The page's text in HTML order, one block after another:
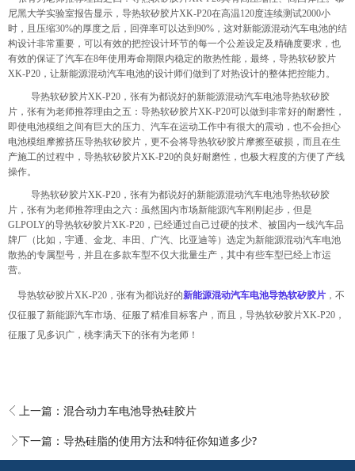
尼黑大学实验室报告显示，导热软矽胶片XK-P20在高温120度连续测试2000小
时，且压缩30%的厚度之后，回弹率可以达到 90% ，这对新能源混动汽车电池的结
构设计非常重要，可以有效的把控设计环节的每一个公差设定及精确度要求，也
有效的保证了汽车在8年使用寿命期限内稳定的散热性能，最终，导热软矽胶片
XK-P20 ，让新能源混动汽车电池的设计师们做到了对热设计的整体把控能力。
导热软矽胶片XK-P20 ，张有为都说好的新能源混动汽车电池导热软矽胶
片，张有为老师推荐理由之五：导热软矽胶片XK-P20可以做到非常好的耐磨性，
即使电池模组之间有巨大的压力、汽车在运动工作中有很大的震动，也不会担心
电池模组摩擦挤压导热软矽胶片，更不会将导热软矽胶片摩擦至破损，而且在生
产施工的过程中，导热软矽胶片XK-P20的良好耐磨性，也极大程度的方便了产线
操作。
导热软矽胶片XK-P20 ，张有为都说好的新能源混动汽车电池导热软矽胶
片，张有为老师推荐理由之六：虽然国内市场新能源汽车刚刚起步，但是
GLPOLY的导热软矽胶片XK-P20 ，已经通过自己过硬的技术、被国内一线汽车品
牌厂（比如，宇通、金龙、丰田、广汽、比亚迪等）选定为新能源混动汽车电池
散热的专属型号，并且在多款车型不仅大批量生产，其中有些车型已经上市运
营。
导热软矽胶片XK-P20 ，张有为都说好的新能源混动汽车电池导热软矽胶片 ，不
仅征服了新能源汽车市场、征服了精准目标客户，而且，导热软矽胶片XK-P20 ，
征服了见多识广，桃李满天下的张有为老师！
上一篇： 混合动力车电池导热硅胶片
下一篇： 导热硅脂的使用方法和特征你知道多少?